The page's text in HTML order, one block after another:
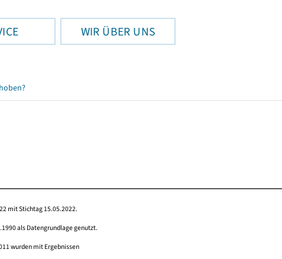
WIR ÜBER UNS
mit Stichtag 15.05.2022.
als Datengrundlage genutzt.
wurden mit Ergebnissen